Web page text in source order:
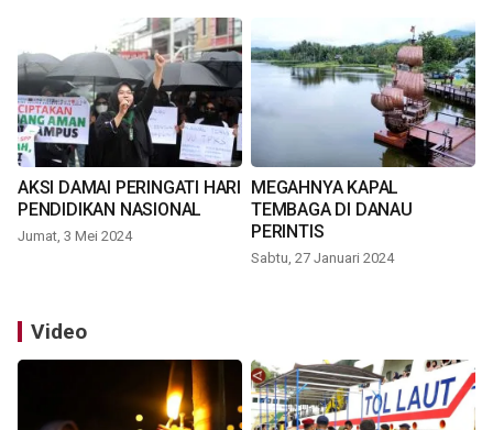
AKSI DAMAI PERINGATI HARI
PENDIDIKAN NASIONAL
Jumat, 3 Mei 2024
MEGAHNYA KAPAL
TEMBAGA DI DANAU
PERINTIS
Sabtu, 27 Januari 2024
Video